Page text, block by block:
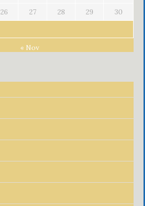
26 27 28 29
30
« Nov